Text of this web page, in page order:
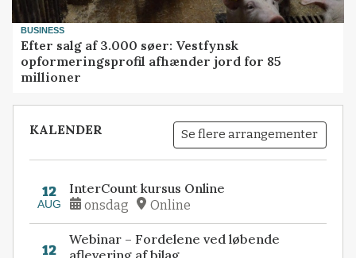
BUSINESS
Efter salg af 3.000 søer: Vestfynsk
opformeringsprofil afhænder jord for 85
millioner
KALENDER Se flere arrangementer
12
AUG
InterCount kursus Online
onsdag Online
12
Webinar – Fordelene ved løbende